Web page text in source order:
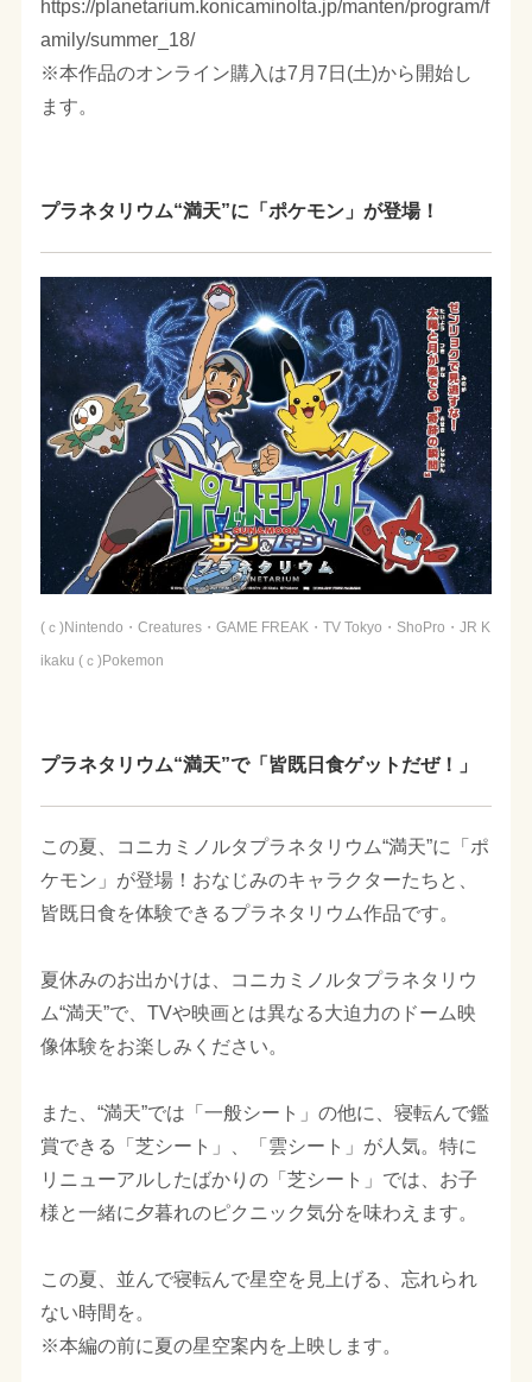
https://planetarium.konicaminolta.jp/manten/program/f
amily/summer_18/
※本作品のオンライン購入は7月7日(土)から開始し
ます。
プラネタリウム“満天”に「ポケモン」が登場！
(ｃ)Nintendo・Creatures・GAME FREAK・TV Tokyo・ShoPro・JR K
ikaku (ｃ)Pokemon
プラネタリウム“満天”で「皆既日食ゲットだぜ！」
この夏、コニカミノルタプラネタリウム“満天”に「ポ
ケモン」が登場！おなじみのキャラクターたちと、
皆既日食を体験できるプラネタリウム作品です。
夏休みのお出かけは、コニカミノルタプラネタリウ
ム“満天”で、TVや映画とは異なる大迫力のドーム映
像体験をお楽しみください。
また、“満天”では「一般シート」の他に、寝転んで鑑
賞できる「芝シート」、「雲シート」が人気。特に
リニューアルしたばかりの「芝シート」では、お子
様と一緒に夕暮れのピクニック気分を味わえます。
この夏、並んで寝転んで星空を見上げる、忘れられ
ない時間を。
※本編の前に夏の星空案内を上映します。